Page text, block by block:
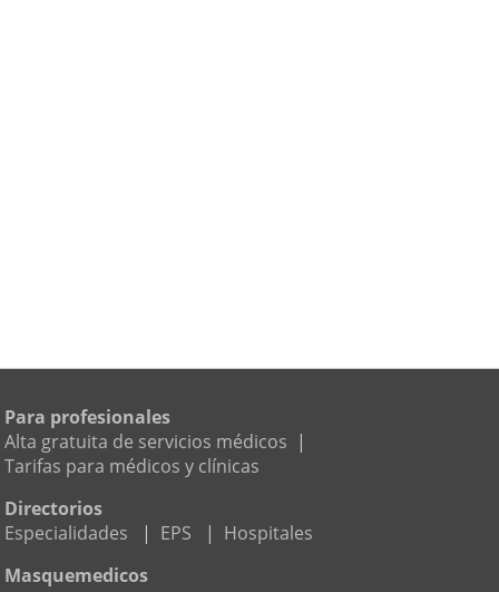
Para profesionales
Alta gratuita de servicios médicos |
Tarifas para médicos y clínicas
Directorios
Especialidades
| EPS | Hospitales
Masquemedicos